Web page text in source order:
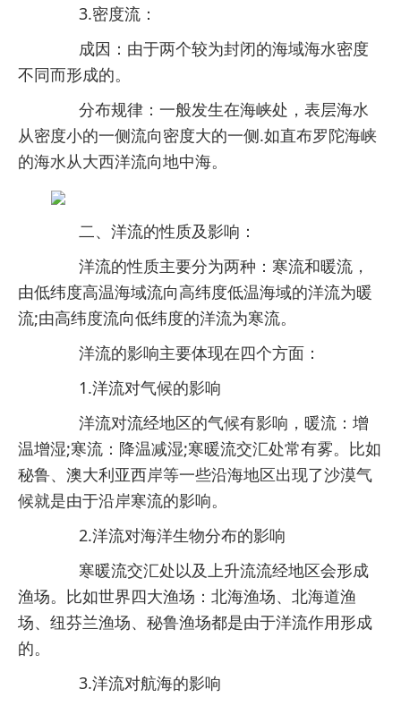
3.密度流：
成因：由于两个较为封闭的海域海水密度
不同而形成的。
分布规律：一般发生在海峡处，表层海水
从密度小的一侧流向密度大的一侧.如直布罗陀海峡
的海水从大西洋流向地中海。
二、洋流的性质及影响：
洋流的性质主要分为两种：寒流和暖流，
由低纬度高温海域流向高纬度低温海域的洋流为暖
流;由高纬度流向低纬度的洋流为寒流。
洋流的影响主要体现在四个方面：
1.洋流对气候的影响
洋流对流经地区的气候有影响，暖流：增
温增湿;寒流：降温减湿;寒暖流交汇处常有雾。比如
秘鲁、澳大利亚西岸等一些沿海地区出现了沙漠气
候就是由于沿岸寒流的影响。
2.洋流对海洋生物分布的影响
寒暖流交汇处以及上升流流经地区会形成
渔场。比如世界四大渔场：北海渔场、北海道渔
场、纽芬兰渔场、秘鲁渔场都是由于洋流作用形成
的。
3.洋流对航海的影响